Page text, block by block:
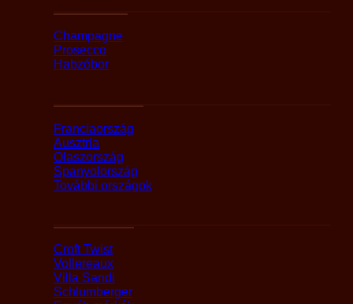
Champagne
Prosecco
Habzóbor
Franciaország
Ausztria
Olaszország
Spanyolország
További országok
Croft Twist
Vollereaux
Villa Sandi
Schlumberger